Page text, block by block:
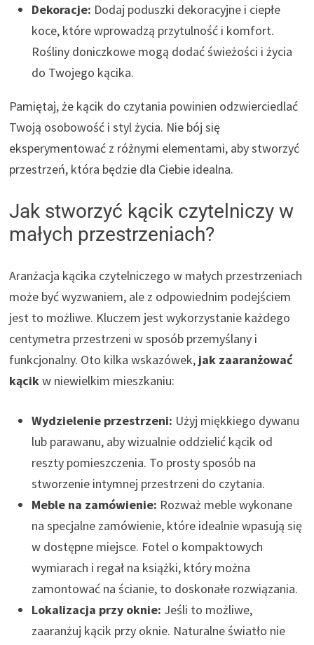
Dekoracje: Dodaj poduszki dekoracyjne i ciepłe
koce, które wprowadzą przytulność i komfort.
Rośliny doniczkowe mogą dodać świeżości i życia
do Twojego kącika.
Pamiętaj, że kącik do czytania powinien odzwierciedlać
Twoją osobowość i styl życia. Nie bój się
eksperymentować z różnymi elementami, aby stworzyć
przestrzeń, która będzie dla Ciebie idealna.
Jak stworzyć kącik czytelniczy w
małych przestrzeniach?
Aranżacja kącika czytelniczego w małych przestrzeniach
może być wyzwaniem, ale z odpowiednim podejściem
jest to możliwe. Kluczem jest wykorzystanie każdego
centymetra przestrzeni w sposób przemyślany i
funkcjonalny. Oto kilka wskazówek, jak zaaranżować
kącikw niewielkim mieszkaniu:
Wydzielenie przestrzeni: Użyj miękkiego dywanu
lub parawanu, aby wizualnie oddzielić kącik od
reszty pomieszczenia. To prosty sposób na
stworzenie intymnej przestrzeni do czytania.
Meble na zamówienie: Rozważ meble wykonane
na specjalne zamówienie, które idealnie wpasują się
w dostępne miejsce. Fotel o kompaktowych
wymiarach i regał na książki, który można
zamontować na ścianie, to doskonałe rozwiązania.
Lokalizacja przy oknie: Jeśli to możliwe,
zaaranżuj kącik przy oknie. Naturalne światło nie